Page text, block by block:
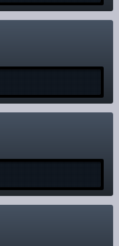
各バス会社リンク先
BUSit 이용 가이드
면책 사항